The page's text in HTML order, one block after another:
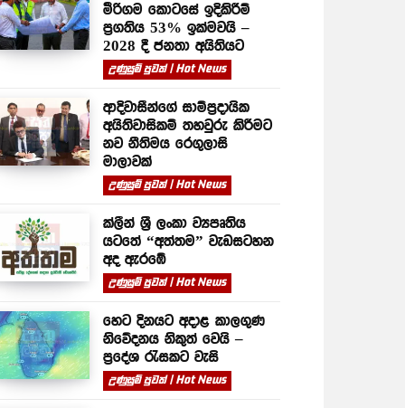
මීරිගම කොටසේ ඉදිකිරීම්
ප්‍රගතිය 53% ඉක්මවයි –
2028 දී ජනතා අයිතියට
උණුසුම් පුවත් | Hot News
ආදිවාසීන්ගේ සාම්ප්‍රදායික
අයිතිවාසිකම් තහවුරු කිරීමට
නව නීතිමය රෙගුලාසි
මාලාවක්
උණුසුම් පුවත් | Hot News
ක්ලීන් ශ්‍රී ලංකා ව්‍යපෘතිය
යටතේ “අත්තම” වැඩසටහන
අද ඇරඹේ
උණුසුම් පුවත් | Hot News
හෙට දිනයට අදාළ කාලගුණ
නිවේදනය නිකුත් වෙයි –
ප්‍රදේශ රැසකට වැසි
උණුසුම් පුවත් | Hot News